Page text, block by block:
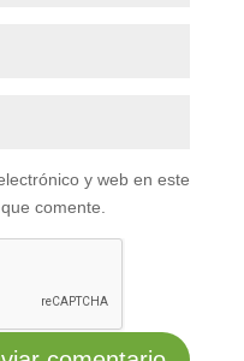
y web en este
comente.